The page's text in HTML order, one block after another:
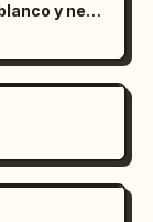
Ilustración de personaje con tinta en blanco y negro minimalista